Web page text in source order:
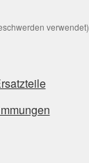
verwendet)